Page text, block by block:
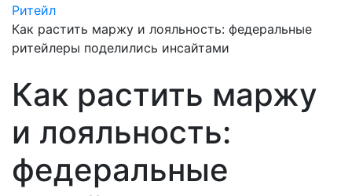
Ритейл
Как растить маржу и лояльность: федеральные
ритейлеры поделились инсайтами
Как растить маржу
и лояльность:
федеральные